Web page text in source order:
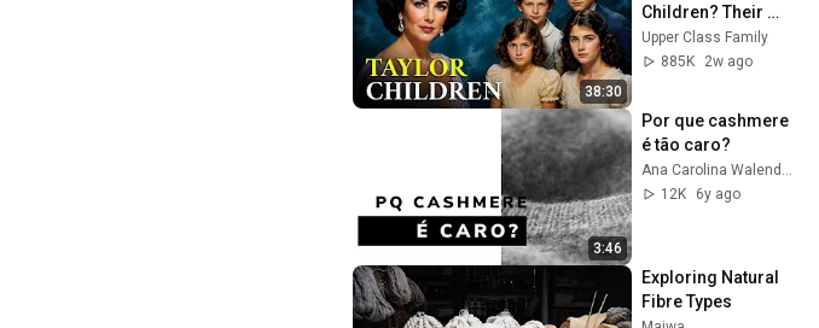
38:30
Children? Their
Lives Today
Upper Class Family
885K
2w ago
3:46
Por que cashmere
é tão caro?
12K
6y ago
Exploring Natural
Fibre Types